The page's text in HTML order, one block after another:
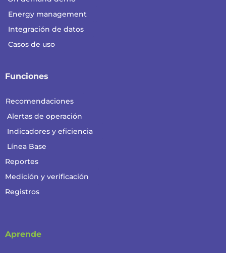
Energy management
Integración de datos
Casos de uso
Funciones
Recomendaciones
Alertas de operación
Indicadores y eficiencia
Línea Base
Reportes
Medición y verificación
Registros
Aprende